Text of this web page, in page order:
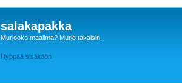
salakapakka
Murjooko maailma? Murjo takaisin.
Hyppää sisältöön